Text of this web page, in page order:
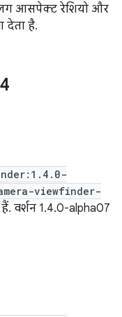
आसपेक्ट रेशियो और
देता है.
4
viewfinder-
वर्शन 1.4.0-alpha07